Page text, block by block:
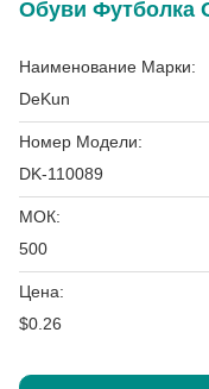
Обуви Футболка
Наименование Марки:
DeKun
Номер Модели:
DK-110089
МОК:
500
Цена:
$0.26